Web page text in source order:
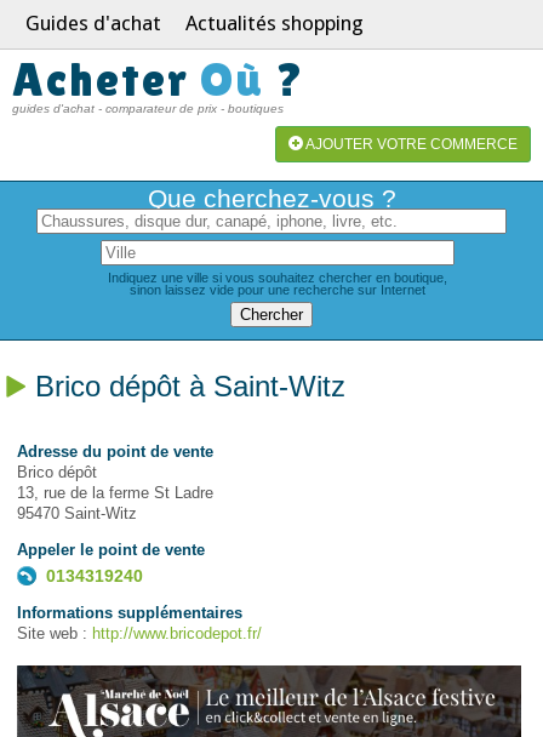
Guides d'achat Actualités shopping
Acheter Où ?
guides d'achat - comparateur de prix - boutiques
AJOUTER VOTRE COMMERCE
Que cherchez-vous ?
Indiquez une ville si vous souhaitez chercher en boutique,
sinon laissez vide pour une recherche sur Internet
Brico dépôt à Saint-Witz
Adresse du point de vente
Brico dépôt
13, rue de la ferme St Ladre
95470 Saint-Witz
Appeler le point de vente
0134319240
Informations supplémentaires
Site web : http://www.bricodepot.fr/